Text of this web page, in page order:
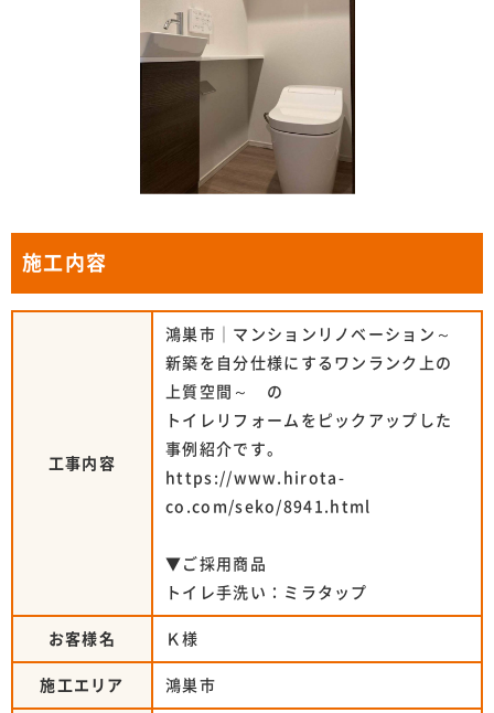
施工内容
工事内容
鴻巣市｜マンションリノベーション～
新築を自分仕様にするワンランク上の
上質空間～ の
トイレリフォームをピックアップした
事例紹介です。
https://www.hirota-
co.com/seko/8941.html
▼ご採用商品
トイレ手洗い：ミラタップ
お客様名 Ｋ様
施工エリア 鴻巣市